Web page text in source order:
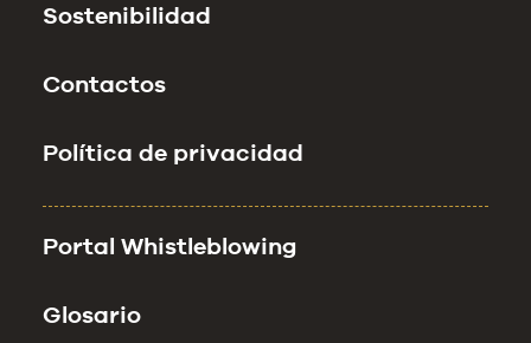
Sostenibilidad
Contactos
Política de privacidad
Portal Whistleblowing
Glosario